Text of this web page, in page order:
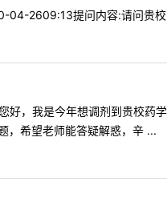
2609:13提问内容:请问贵
，我是今年想调剂到贵校药
，希望老师能答疑解惑，辛 ...